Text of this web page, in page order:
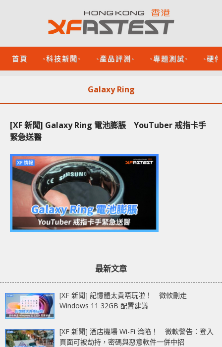
首頁 -科技新聞- -產品評測- -專題測試- -硬
Galaxy Ring
[XF 新聞] Galaxy Ring 電池膨脹 YouTuber 戒指卡手
緊急送醫
最新文章
[XF 新聞] 記憶體太貴唔玩啦！ 微軟刪走
Windows 11 32GB 配置建議
[XF 新聞] 酒店機場 Wi-Fi 淪陷！ 微軟警告：登入
頁面可被劫持，密碼與惡意軟件一併中招